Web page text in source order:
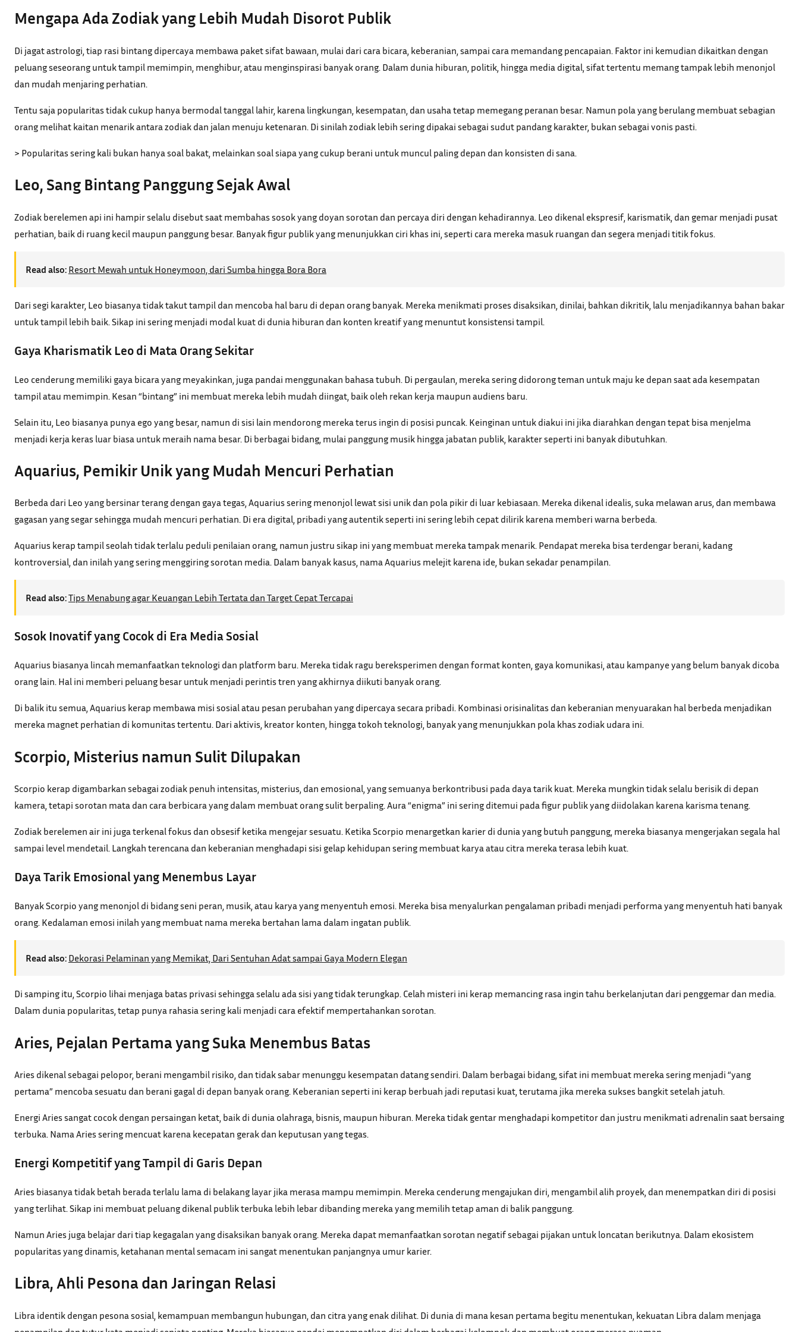
Mengapa Ada Zodiak yang Lebih Mudah Disorot Publik
Di jagat astrologi, tiap rasi bintang dipercaya membawa paket sifat bawaan, mulai dari cara bicara, keberanian, sampai cara memandang pencapaian. Faktor ini kemudian dikaitkan dengan
peluang seseorang untuk tampil memimpin, menghibur, atau menginspirasi banyak orang. Dalam dunia hiburan, politik, hingga media digital, sifat tertentu memang tampak lebih menonjol
dan mudah menjaring perhatian.
Tentu saja popularitas tidak cukup hanya bermodal tanggal lahir, karena lingkungan, kesempatan, dan usaha tetap memegang peranan besar. Namun pola yang berulang membuat sebagian
orang melihat kaitan menarik antara zodiak dan jalan menuju ketenaran. Di sinilah zodiak lebih sering dipakai sebagai sudut pandang karakter, bukan sebagai vonis pasti.
> Popularitas sering kali bukan hanya soal bakat, melainkan soal siapa yang cukup berani untuk muncul paling depan dan konsisten di sana.
Leo, Sang Bintang Panggung Sejak Awal
Zodiak berelemen api ini hampir selalu disebut saat membahas sosok yang doyan sorotan dan percaya diri dengan kehadirannya. Leo dikenal ekspresif, karismatik, dan gemar menjadi pusat
perhatian, baik di ruang kecil maupun panggung besar. Banyak figur publik yang menunjukkan ciri khas ini, seperti cara mereka masuk ruangan dan segera menjadi titik fokus.
Read also: Resort Mewah untuk Honeymoon, dari Sumba hingga Bora Bora
Dari segi karakter, Leo biasanya tidak takut tampil dan mencoba hal baru di depan orang banyak. Mereka menikmati proses disaksikan, dinilai, bahkan dikritik, lalu menjadikannya bahan bakar
untuk tampil lebih baik. Sikap ini sering menjadi modal kuat di dunia hiburan dan konten kreatif yang menuntut konsistensi tampil.
Gaya Kharismatik Leo di Mata Orang Sekitar
Leo cenderung memiliki gaya bicara yang meyakinkan, juga pandai menggunakan bahasa tubuh. Di pergaulan, mereka sering didorong teman untuk maju ke depan saat ada kesempatan
tampil atau memimpin. Kesan “bintang” ini membuat mereka lebih mudah diingat, baik oleh rekan kerja maupun audiens baru.
Selain itu, Leo biasanya punya ego yang besar, namun di sisi lain mendorong mereka terus ingin di posisi puncak. Keinginan untuk diakui ini jika diarahkan dengan tepat bisa menjelma
menjadi kerja keras luar biasa untuk meraih nama besar. Di berbagai bidang, mulai panggung musik hingga jabatan publik, karakter seperti ini banyak dibutuhkan.
Aquarius, Pemikir Unik yang Mudah Mencuri Perhatian
Berbeda dari Leo yang bersinar terang dengan gaya tegas, Aquarius sering menonjol lewat sisi unik dan pola pikir di luar kebiasaan. Mereka dikenal idealis, suka melawan arus, dan membawa
gagasan yang segar sehingga mudah mencuri perhatian. Di era digital, pribadi yang autentik seperti ini sering lebih cepat dilirik karena memberi warna berbeda.
Aquarius kerap tampil seolah tidak terlalu peduli penilaian orang, namun justru sikap ini yang membuat mereka tampak menarik. Pendapat mereka bisa terdengar berani, kadang
kontroversial, dan inilah yang sering menggiring sorotan media. Dalam banyak kasus, nama Aquarius melejit karena ide, bukan sekadar penampilan.
Read also:Tips Menabung agar Keuangan Lebih Tertata dan Target Cepat Tercapai
Sosok Inovatif yang Cocok di Era Media Sosial
Aquarius biasanya lincah memanfaatkan teknologi dan platform baru. Mereka tidak ragu bereksperimen dengan format konten, gaya komunikasi, atau kampanye yang belum banyak dicoba
orang lain. Hal ini memberi peluang besar untuk menjadi perintis tren yang akhirnya diikuti banyak orang.
Di balik itu semua, Aquarius kerap membawa misi sosial atau pesan perubahan yang dipercaya secara pribadi. Kombinasi orisinalitas dan keberanian menyuarakan hal berbeda menjadikan
mereka magnet perhatian di komunitas tertentu. Dari aktivis, kreator konten, hingga tokoh teknologi, banyak yang menunjukkan pola khas zodiak udara ini.
Scorpio, Misterius namun Sulit Dilupakan
Scorpio kerap digambarkan sebagai zodiak penuh intensitas, misterius, dan emosional, yang semuanya berkontribusi pada daya tarik kuat. Mereka mungkin tidak selalu berisik di depan
kamera, tetapi sorotan mata dan cara berbicara yang dalam membuat orang sulit berpaling. Aura “enigma” ini sering ditemui pada figur publik yang diidolakan karena karisma tenang.
Zodiak berelemen air ini juga terkenal fokus dan obsesif ketika mengejar sesuatu. Ketika Scorpio menargetkan karier di dunia yang butuh panggung, mereka biasanya mengerjakan segala hal
sampai level mendetail. Langkah terencana dan keberanian menghadapi sisi gelap kehidupan sering membuat karya atau citra mereka terasa lebih kuat.
Daya Tarik Emosional yang Menembus Layar
Banyak Scorpio yang menonjol di bidang seni peran, musik, atau karya yang menyentuh emosi. Mereka bisa menyalurkan pengalaman pribadi menjadi performa yang menyentuh hati banyak
orang. Kedalaman emosi inilah yang membuat nama mereka bertahan lama dalam ingatan publik.
Read also: Dekorasi Pelaminan yang Memikat, Dari Sentuhan Adat sampai Gaya Modern Elegan
Di samping itu, Scorpio lihai menjaga batas privasi sehingga selalu ada sisi yang tidak terungkap. Celah misteri ini kerap memancing rasa ingin tahu berkelanjutan dari penggemar dan media.
Dalam dunia popularitas, tetap punya rahasia sering kali menjadi cara efektif mempertahankan sorotan.
Aries, Pejalan Pertama yang Suka Menembus Batas
Aries dikenal sebagai pelopor, berani mengambil risiko, dan tidak sabar menunggu kesempatan datang sendiri. Dalam berbagai bidang, sifat ini membuat mereka sering menjadi “yang
pertama” mencoba sesuatu dan berani gagal di depan banyak orang. Keberanian seperti ini kerap berbuah jadi reputasi kuat, terutama jika mereka sukses bangkit setelah jatuh.
Energi Aries sangat cocok dengan persaingan ketat, baik di dunia olahraga, bisnis, maupun hiburan. Mereka tidak gentar menghadapi kompetitor dan justru menikmati adrenalin saat bersaing
terbuka. Nama Aries sering mencuat karena kecepatan gerak dan keputusan yang tegas.
Energi Kompetitif yang Tampil di Garis Depan
Aries biasanya tidak betah berada terlalu lama di belakang layar jika merasa mampu memimpin. Mereka cenderung mengajukan diri, mengambil alih proyek, dan menempatkan diri di posisi
yang terlihat. Sikap ini membuat peluang dikenal publik terbuka lebih lebar dibanding mereka yang memilih tetap aman di balik panggung.
Namun Aries juga belajar dari tiap kegagalan yang disaksikan banyak orang. Mereka dapat memanfaatkan sorotan negatif sebagai pijakan untuk loncatan berikutnya. Dalam ekosistem
popularitas yang dinamis, ketahanan mental semacam ini sangat menentukan panjangnya umur karier.
Libra, Ahli Pesona dan Jaringan Relasi
Libra identik dengan pesona sosial, kemampuan membangun hubungan, dan citra yang enak dilihat. Di dunia di mana kesan pertama begitu menentukan, kekuatan Libra dalam menjaga